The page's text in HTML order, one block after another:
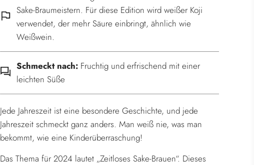
Sake-Braumeistern. Für diese Edition wird weißer Koji
verwendet, der mehr Säure einbringt, ähnlich wie
Weißwein.
Schmeckt nach: Fruchtig und erfrischend mit einer
leichten Süße
Jede Jahreszeit ist eine besondere Geschichte, und jede
Jahreszeit schmeckt ganz anders. Man weiß nie, was man
bekommt, wie eine Kinderüberraschung!
Das Thema für 2024 lautet „Zeitloses Sake-Brauen“. Dieses